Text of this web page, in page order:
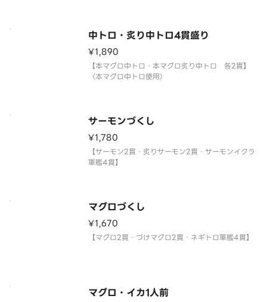
中トロ・炙り中トロ4貫盛り
¥1,890
【本マグロ中トロ・本マグロ炙り中トロ 各2貫】
〈本マグロ中トロ使用〉
サーモンづくし
¥1,780
【サーモン2貫・炙りサーモン2貫・サーモンイクラ
軍艦4貫】
マグロづくし
¥1,670
【マグロ2貫・づけマグロ2貫・ネギトロ軍艦4貫】
マグロ・イカ1人前